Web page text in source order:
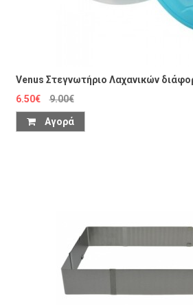
Venus Στεγνωτήριο Λαχανικών
6.50€
9.00€
Αγορά